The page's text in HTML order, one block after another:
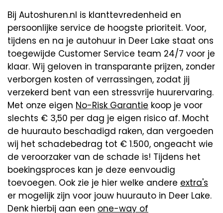
Bij Autoshuren.nl is klanttevredenheid en
persoonlijke service de hoogste prioriteit. Voor,
tijdens en na je autohuur in Deer Lake staat ons
toegewijde Customer Service team 24/7 voor je
klaar. Wij geloven in transparante prijzen, zonder
verborgen kosten of verrassingen, zodat jij
verzekerd bent van een stressvrije huurervaring.
Met onze eigen No-Risk Garantie koop je voor
slechts € 3,50 per dag je eigen risico af. Mocht
de huurauto beschadigd raken, dan vergoeden
wij het schadebedrag tot € 1.500, ongeacht wie
de veroorzaker van de schade is! Tijdens het
boekingsproces kan je deze eenvoudig
toevoegen. Ook zie je hier welke andere extra's
er mogelijk zijn voor jouw huurauto in Deer Lake.
Denk hierbij aan een one-way of